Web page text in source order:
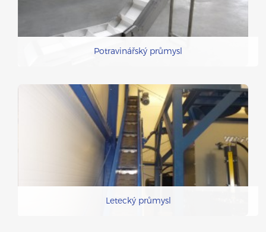
Potravinářský průmysl
Letecký průmysl